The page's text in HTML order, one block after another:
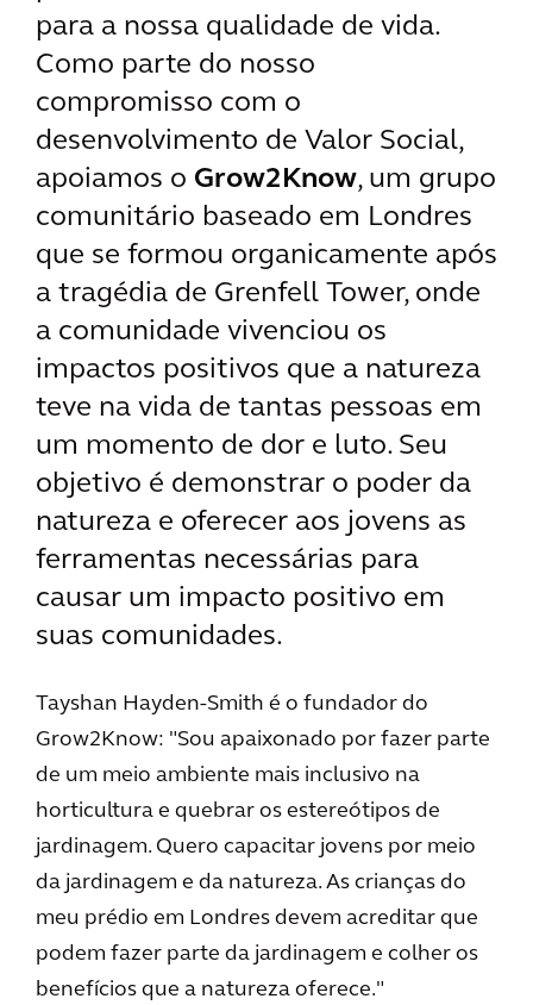
para a nossa qualidade de vida.
Como parte do nosso
compromisso com o
desenvolvimento de Valor Social,
apoiamos o Grow2Know, um grupo
comunitário baseado em Londres
que se formou organicamente após
a tragédia de Grenfell Tower, onde
a comunidade vivenciou os
impactos positivos que a natureza
teve na vida de tantas pessoas em
um momento de dor e luto. Seu
objetivo é demonstrar o poder da
natureza e oferecer aos jovens as
ferramentas necessárias para
causar um impacto positivo em
suas comunidades.
Tayshan Hayden-Smith é o fundador do
Grow2Know: "Sou apaixonado por fazer parte
de um meio ambiente mais inclusivo na
horticultura e quebrar os estereótipos de
jardinagem. Quero capacitar jovens por meio
da jardinagem e da natureza. As crianças do
meu prédio em Londres devem acreditar que
podem fazer parte da jardinagem e colher os
benefícios que a natureza oferece."